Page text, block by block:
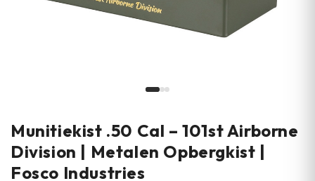
Munitiekist .50 Cal – 101st Airborne
Division | Metalen Opbergkist |
Fosco Industries